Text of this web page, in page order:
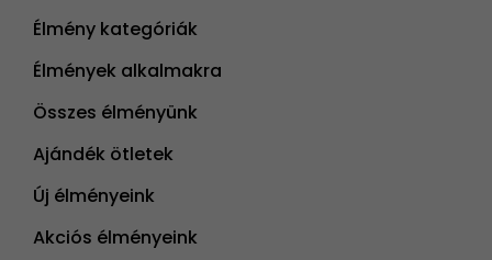
Élmény kategóriák
Élmények alkalmakra
Összes élményünk
Ajándék ötletek
Új élményeink
Akciós élményeink